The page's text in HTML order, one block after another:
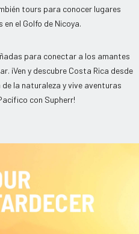
tours para conocer lugares
el Golfo de Nicoya.
para conectar a los amantes
¡Ven y descubre Costa Rica desde
la naturaleza y vive aventuras
con Supherr!